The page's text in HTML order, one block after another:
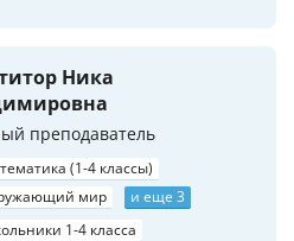
Ника
преподаватель
(1-4 классы)
мир
и еще 3
1-4 класса